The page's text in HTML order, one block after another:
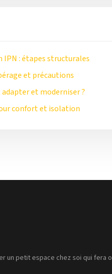
IPN : étapes structurales
et précautions
et moderniser ?
confort et isolation
un petit espace chez soi qui